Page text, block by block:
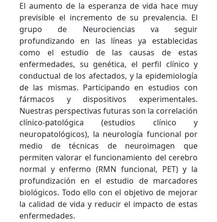
El aumento de la esperanza de vida hace muy
previsible el incremento de su prevalencia. El
grupo de Neurociencias va seguir
profundizando en las líneas ya establecidas
como el estudio de las causas de estas
enfermedades, su genética, el perfil clínico y
conductual de los afectados, y la epidemiología
de las mismas. Participando en estudios con
fármacos y dispositivos experimentales.
Nuestras perspectivas futuras son la correlación
clínico-patológica (estudios clínico y
neuropatológicos), la neurología funcional por
medio de técnicas de neuroimagen que
permiten valorar el funcionamiento del cerebro
normal y enfermo (RMN funcional, PET) y la
profundización en el estudio de marcadores
biológicos. Todo ello con el objetivo de mejorar
la calidad de vida y reducir el impacto de estas
enfermedades.